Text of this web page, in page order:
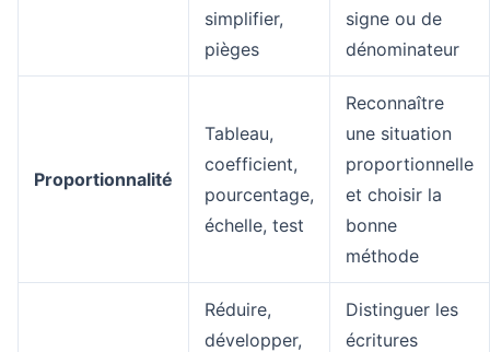
simplifier,
pièges
signe ou de
dénominateur
Proportionnalité
Tableau,
coefficient,
pourcentage,
échelle, test
Reconnaître
une situation
proportionnelle
et choisir la
bonne
méthode
Réduire,
développer,
Distinguer les
écritures